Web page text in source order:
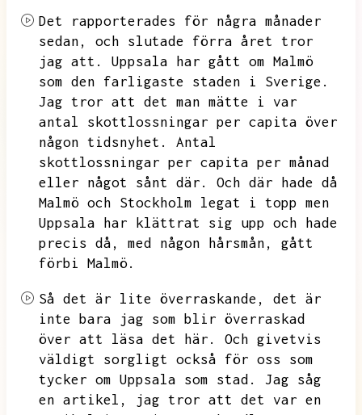
Det rapporterades för några månader
sedan,
och slutade förra året tror
jag att.
Uppsala har gått om Malmö
som den farligaste staden i Sverige.
Jag tror att det man mätte i var
antal skottlossningar per capita över
någon tidsnyhet.
Antal
skottlossningar per capita per månad
eller något sånt där.
Och där hade då
Malmö och Stockholm legat i topp men
Uppsala har klättrat sig upp och hade
precis då,
med någon hårsmån,
gått
förbi Malmö.
Så det är lite överraskande,
det är
inte bara jag som blir överraskad
över att läsa det här.
Och givetvis
väldigt sorgligt också för oss som
tycker om Uppsala som stad.
Jag såg
en artikel,
jag tror att det var en